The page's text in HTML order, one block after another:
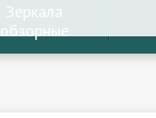
Зеркала
обзорные